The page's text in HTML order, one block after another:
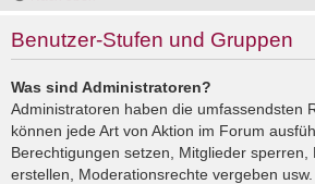
Benutzer-Stufen und Gruppen
Was sind Administratoren?
Administratoren haben die umfassendsten
können jede Art von Aktion im Forum
Berechtigungen setzen, Mitglieder sperren,
erstellen, Moderationsrechte vergeben